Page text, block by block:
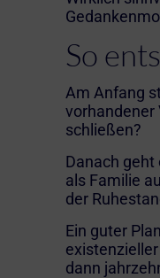
So
Am Anfang
vorhandener
schließen?
Danach
als Familie
der
Ein guter
dann